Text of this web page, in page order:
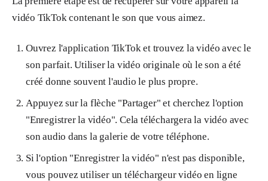
vidéo TikTok contenant le son que vous aimez.
Ouvrez l'application TikTok et trouvez la vidéo avec le
son parfait. Utiliser la vidéo originale où le son a été
créé donne souvent l'audio le plus propre.
Appuyez sur la flèche "Partager" et cherchez l'option
"Enregistrer la vidéo". Cela téléchargera la vidéo avec
son audio dans la galerie de votre téléphone.
Si l'option "Enregistrer la vidéo" n'est pas disponible,
vous pouvez utiliser un téléchargeur vidéo en ligne